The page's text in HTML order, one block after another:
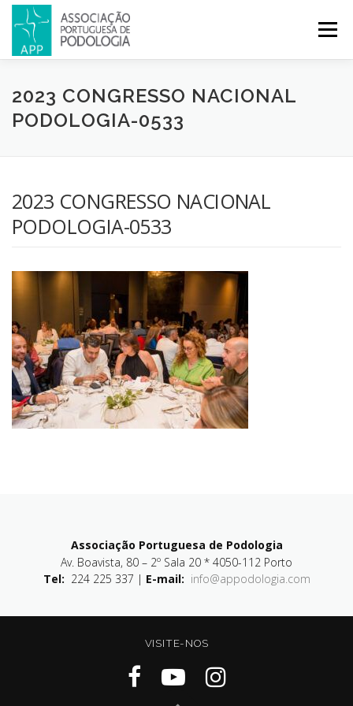
Menu
APP PODOLOGIA LICENCIATURA EM PODOLOGIA
CONGRESSOS REVISTA CONTACTOS
2023 CONGRESSO NACIONAL
PODOLOGIA-0533
2023 CONGRESSO NACIONAL
PODOLOGIA-0533
Associação Portuguesa de Podologia
Av. Boavista, 80 – 2º Sala 20 * 4050-112 Porto
Tel: 224 225 337 | E-mail: info@appodologia.com
VISITE-NOS